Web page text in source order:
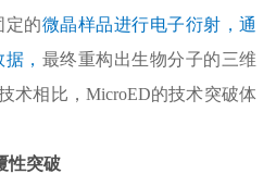
定的微晶样品进行电子衍射，通
， 最终重构出生物分子的三维
术相比，MicroED的技术突破体
性突破